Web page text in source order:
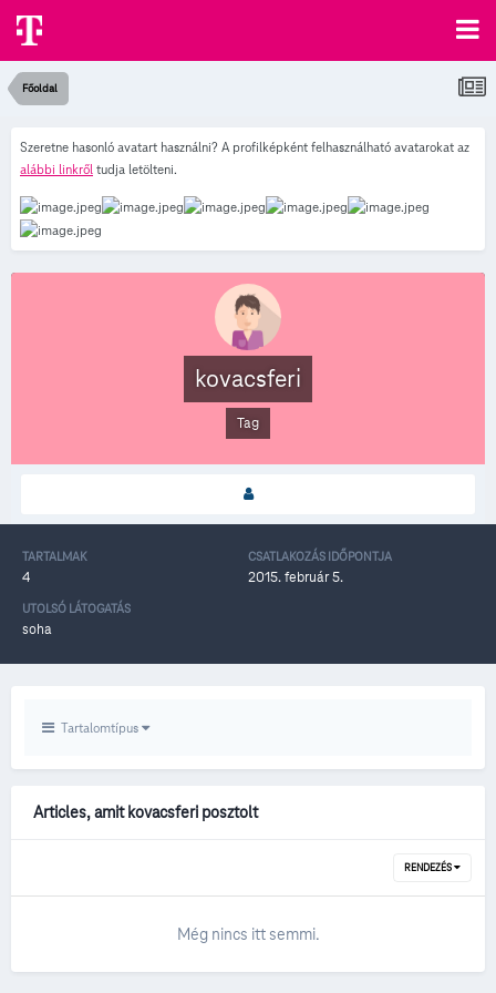
Főoldal
Szeretne hasonló avatart használni? A profilképként felhasználható avatarokat az
alábbi linkről tudja letölteni.
kovacsferi
Tag
TARTALMAK
4
CSATLAKOZÁS IDŐPONTJA
2015. február 5.
UTOLSÓ LÁTOGATÁS
soha
Tartalomtípus
Articles, amit kovacsferi posztolt
RENDEZÉS
Még nincs itt semmi.